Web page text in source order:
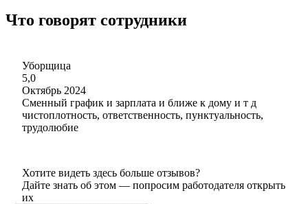
Что говорят сотрудники
Уборщица
5,0
Октябрь 2024
Сменный график и зарплата и ближе к дому и т д
чистоплотность, ответственность, пунктуальность,
трудолюбие
Хотите видеть здесь больше отзывов?
Дайте знать об этом — попросим работодателя открыть
их